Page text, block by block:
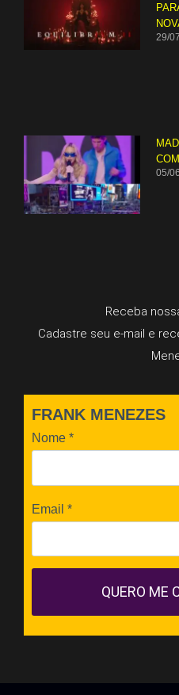
29/
05/
Receba
Cadastre seu e-mail e
FRANK MENEZES
Nome *
Email *
QUERO ME